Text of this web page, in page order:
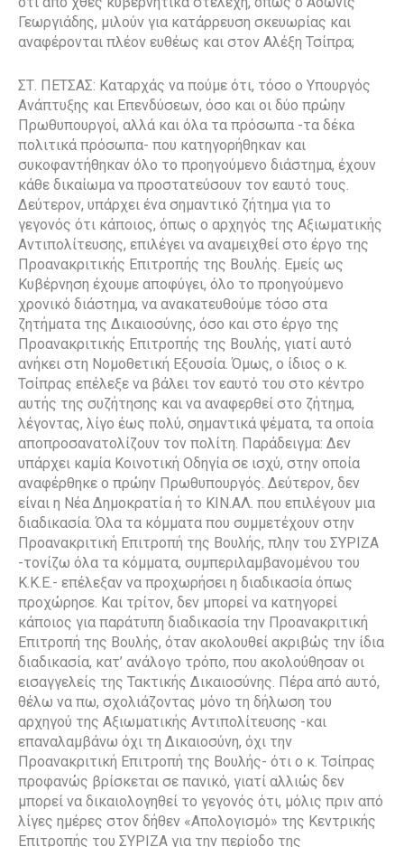
Γεωργιάδης, μιλούν για κατάρρευση σκευωρίας και
αναφέρονται πλέον ευθέως και στον Αλέξη Τσίπρα;
ΣΤ. ΠΕΤΣΑΣ: Καταρχάς να πούμε ότι, τόσο ο Υπουργός
Ανάπτυξης και Επενδύσεων, όσο και οι δύο πρώην
Πρωθυπουργοί, αλλά και όλα τα πρόσωπα -τα δέκα
πολιτικά πρόσωπα- που κατηγορήθηκαν και
συκοφαντήθηκαν όλο το προηγούμενο διάστημα, έχουν
κάθε δικαίωμα να προστατεύσουν τον εαυτό τους.
Δεύτερον, υπάρχει ένα σημαντικό ζήτημα για το
γεγονός ότι κάποιος, όπως ο αρχηγός της Αξιωματικής
Αντιπολίτευσης, επιλέγει να αναμειχθεί στο έργο της
Προανακριτικής Επιτροπής της Βουλής. Εμείς ως
Κυβέρνηση έχουμε αποφύγει, όλο το προηγούμενο
χρονικό διάστημα, να ανακατευθούμε τόσο στα
ζητήματα της Δικαιοσύνης, όσο και στο έργο της
Προανακριτικής Επιτροπής της Βουλής, γιατί αυτό
ανήκει στη Νομοθετική Εξουσία. Όμως, ο ίδιος ο κ.
Τσίπρας επέλεξε να βάλει τον εαυτό του στο κέντρο
αυτής της συζήτησης και να αναφερθεί στο ζήτημα,
λέγοντας, λίγο έως πολύ, σημαντικά ψέματα, τα οποία
αποπροσανατολίζουν τον πολίτη. Παράδειγμα: Δεν
υπάρχει καμία Κοινοτική Οδηγία σε ισχύ, στην οποία
αναφέρθηκε ο πρώην Πρωθυπουργός. Δεύτερον, δεν
είναι η Νέα Δημοκρατία ή το ΚΙΝ.ΑΛ. που επιλέγουν μια
διαδικασία. Όλα τα κόμματα που συμμετέχουν στην
Προανακριτική Επιτροπή της Βουλής, πλην του ΣΥΡΙΖΑ
-τονίζω όλα τα κόμματα, συμπεριλαμβανομένου του
Κ.Κ.Ε.- επέλεξαν να προχωρήσει η διαδικασία όπως
προχώρησε. Και τρίτον, δεν μπορεί να κατηγορεί
κάποιος για παράτυπη διαδικασία την Προανακριτική
Επιτροπή της Βουλής, όταν ακολουθεί ακριβώς την ίδια
διαδικασία, κατ’ ανάλογο τρόπο, που ακολούθησαν οι
εισαγγελείς της Τακτικής Δικαιοσύνης. Πέρα από αυτό,
θέλω να πω, σχολιάζοντας μόνο τη δήλωση του
αρχηγού της Αξιωματικής Αντιπολίτευσης -και
επαναλαμβάνω όχι τη Δικαιοσύνη, όχι την
Προανακριτική Επιτροπή της Βουλής- ότι ο κ. Τσίπρας
προφανώς βρίσκεται σε πανικό, γιατί αλλιώς δεν
μπορεί να δικαιολογηθεί το γεγονός ότι, μόλις πριν από
λίγες ημέρες στον δήθεν «Απολογισμό» της Κεντρικής
Επιτροπής του ΣΥΡΙΖΑ για την περίοδο της